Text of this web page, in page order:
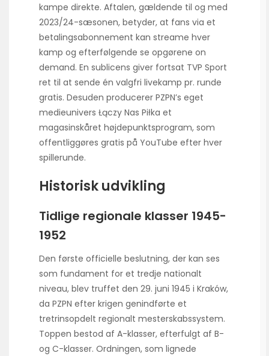
kampe direkte. Aftalen, gældende til og med
2023/24-sæsonen, betyder, at fans via et
betalingsabonnement kan streame hver
kamp og efterfølgende se opgørene on
demand. En sublicens giver fortsat TVP Sport
ret til at sende én valgfri livekamp pr. runde
gratis. Desuden producerer PZPN’s eget
medieunivers Łączy Nas Piłka et
magasinskåret højdepunktsprogram, som
offentliggøres gratis på YouTube efter hver
spillerunde.
Historisk udvikling
Tidlige regionale klasser 1945-
1952
Den første officielle beslutning, der kan ses
som fundament for et tredje nationalt
niveau, blev truffet den 29. juni 1945 i Kraków,
da PZPN efter krigen genindførte et
tretrinsopdelt regionalt mesterskabssystem.
Toppen bestod af A-klasser, efterfulgt af B-
og C-klasser. Ordningen, som lignede